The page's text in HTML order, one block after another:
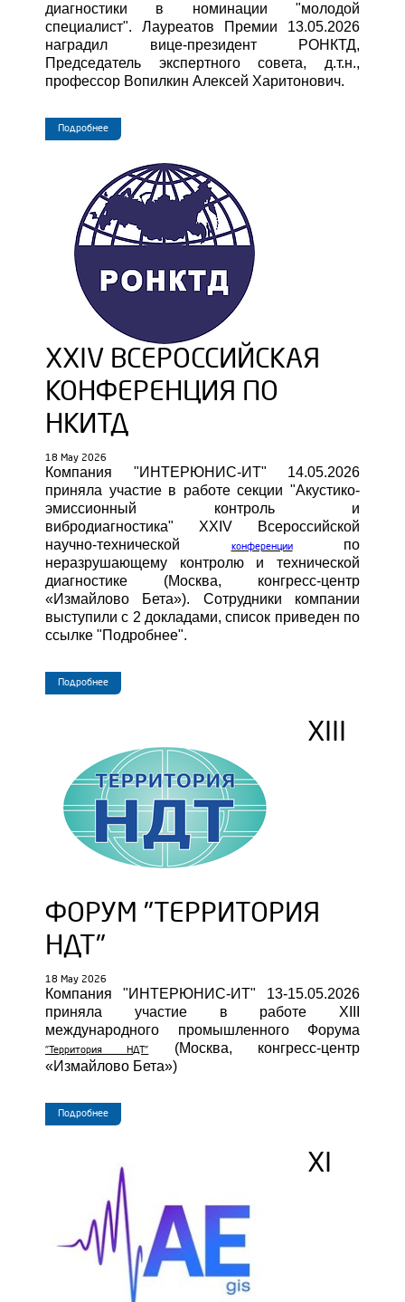
диагностики в номинации "молодой
специалист". Лауреатов Премии 13.05.2026
наградил вице-президент РОНКТД,
Председатель экспертного совета, д.т.н.,
профессор Вопилкин Алексей Харитонович.
Подробнее
XXIV ВСЕРОССИЙСКАЯ
КОНФЕРЕНЦИЯ ПО
НКИТД
18 May 2026
Компания "ИНТЕРЮНИС-ИТ" 14.05.2026
приняла участие в работе секции "Акустико-
эмиссионный контроль и
вибродиагностика" XXIV Всероссийской
научно-технической
конференциипо
неразрушающему контролю и технической
диагностике (Москва, конгресс-центр
«Измайлово Бета»). Сотрудники компании
выступили с 2 докладами, список приведен по
ссылке "Подробнее".
Подробнее
XIII
ФОРУМ "ТЕРРИТОРИЯ
НДТ"
18 May 2026
Компания "ИНТЕРЮНИС-ИТ" 13-15.05.2026
приняла участие в работе XIII
международного промышленного Форума
"Территория НДТ"
(Москва, конгресс-центр
«Измайлово Бета»)
Подробнее
XI